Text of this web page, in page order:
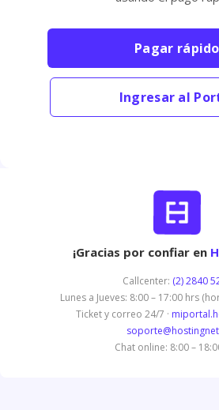
Pagar rápido
Ingresar al
¡Gracias por confiar en
Callcenter: (2) 2840
Lunes a Jueves: 8:00 – 17:00 hrs
Ticket y correo 24/7 ·
Chat online: 8:00 –